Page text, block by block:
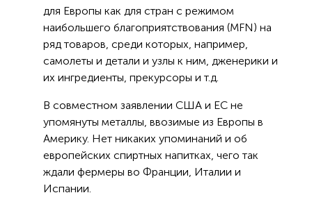
для Европы как для стран с режимом
наибольшего благоприятствования (MFN) на
ряд товаров, среди которых, например,
самолеты и детали и узлы к ним, дженерики и
их ингредиенты, прекурсоры и т.д.
В совместном заявлении США и ЕС не
упомянуты металлы, ввозимые из Европы в
Америку. Нет никаких упоминаний и об
европейских спиртных напитках, чего так
ждали фермеры во Франции, Италии и
Испании.